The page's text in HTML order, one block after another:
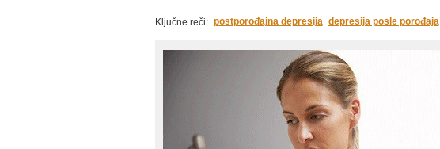
Ključne reči: postporođajna depresija depresija posle porođaja